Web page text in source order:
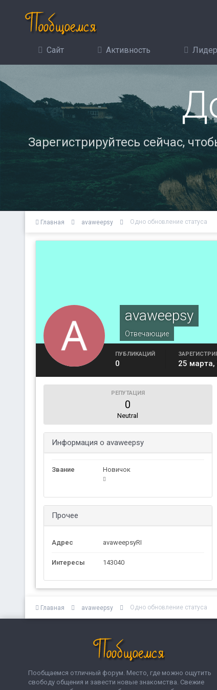
Сайт Активность
Зарегистрируйтесь сейчас,
Главная avaweepsy Одно обновление статуса
avaweepsy
Отвечающие
ПУБЛИКАЦИЙ
0 25 марта,
РЕПУТАЦИЯ
0
Neutral
Информация о avaweepsy
Звание Новичок
Прочее
Адрес avaweepsyRI
Интересы 143040
Главная avaweepsy Одно обновление статуса
Пообщаемся отличный форум. Место, где можно ощутить
свободу общения и завести новые знакомства. Свежие